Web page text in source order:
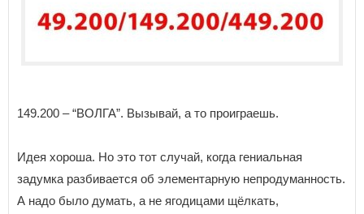
149.200 – “ВОЛГА”. Вызывай, а то проиграешь.
Идея хороша. Но это тот случай, когда гениальная
задумка разбивается об элементарную непродуманность.
А надо было думать, а не ягодицами щёлкать,